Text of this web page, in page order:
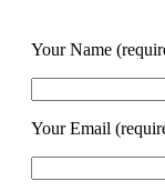
Your Name
Your Email